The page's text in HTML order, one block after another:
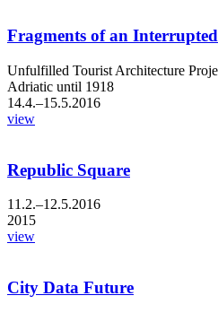
Fragments of an
Unfulfilled Tourist Architecture
Adriatic until 1918
14.4.–15.5.2016
view
Republic Square
11.2.–12.5.2016
2015
view
City Data Future